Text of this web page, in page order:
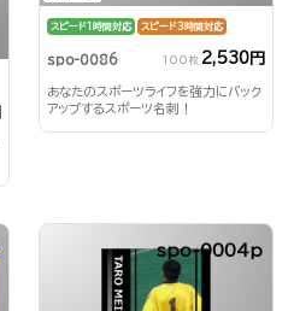
スピード1時間対応 スピード3時間対応
spo-0086 100枚 2,530円
あなたのスポーツライフを強力にバック
アップするスポーツ名刺！
spo-0004p